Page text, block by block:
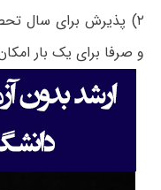
۲) پذیرش برای سال
و صرفا برای یک بار